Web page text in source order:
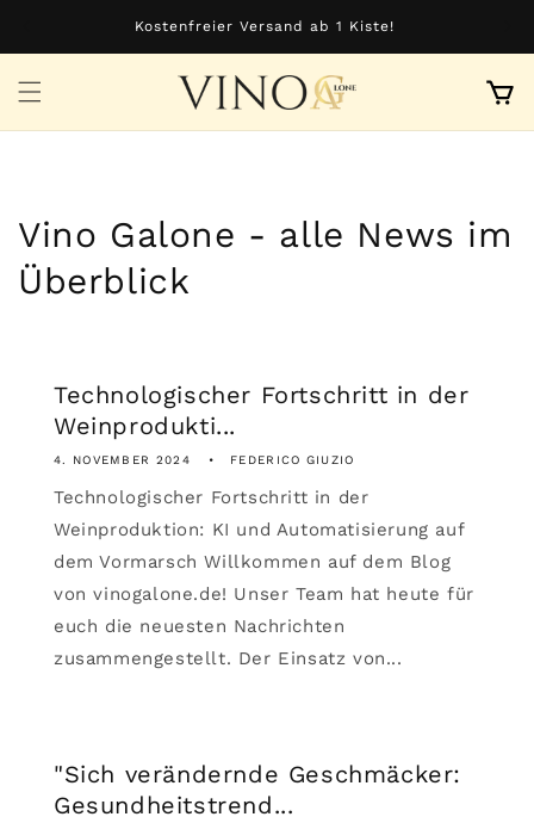
Kostenfreier Versand ab 1 Kiste!
Vino Galone - alle News im
Überblick
Technologischer Fortschritt in der
Weinprodukti...
4. NOVEMBER 2024 FEDERICO GIUZIO
Technologischer Fortschritt in der
Weinproduktion: KI und Automatisierung auf
dem Vormarsch Willkommen auf dem Blog
von vinogalone.de! Unser Team hat heute für
euch die neuesten Nachrichten
zusammengestellt. Der Einsatz von...
"Sich verändernde Geschmäcker:
Gesundheitstrend...